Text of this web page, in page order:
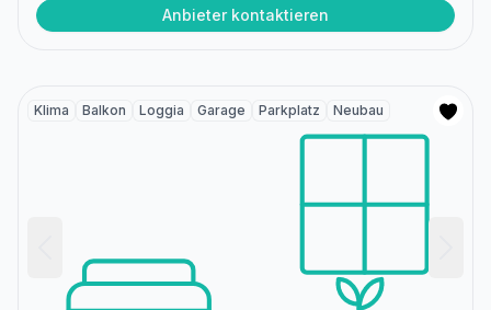
Anbieter kontaktieren
Klima Balkon Loggia Garage Parkplatz Neubau